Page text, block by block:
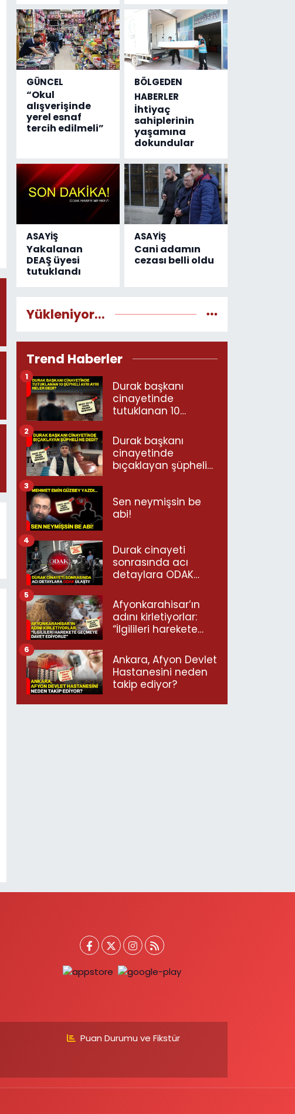
GÜNCEL
“Okul
alışverişinde
yerel esnaf
tercih edilmeli”
BÖLGEDEN
HABERLER
İhtiyaç
sahiplerinin
yaşamına
dokundular
ASAYİŞ
Yakalanan
DEAŞ üyesi
tutuklandı
ASAYİŞ
Cani adamın
cezası belli oldu
Yükleniyor...
Trend Haberler
Durak başkanı
cinayetinde
tutuklanan 10
neler dedi?
1
Durak başkanı
cinayetinde
bıçaklayan şüpheli
2
Sen neymişsin be
abi!
3
Durak cinayeti
sonrasında acı
detaylara ODAK
4
Afyonkarahisar’ın
adını kirletiyorlar:
“İlgilileri harekete
ediyoruz”
5
Ankara, Afyon Devlet
Hastanesini neden
takip ediyor?
6
Puan Durumu ve Fikstür